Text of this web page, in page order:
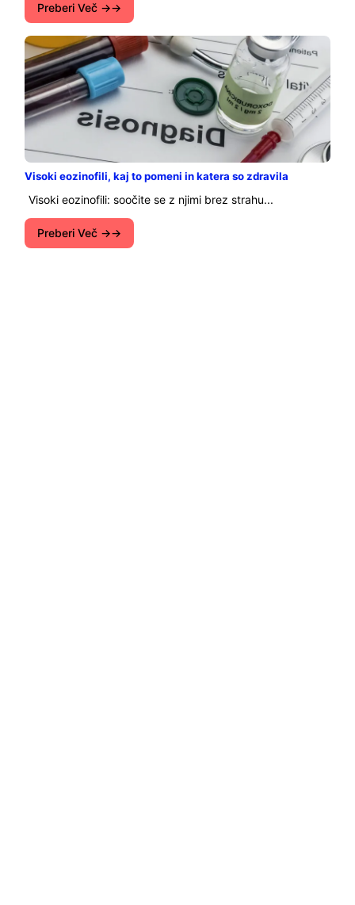
Preberi Več →
Visoki eozinofili, kaj to pomeni in katera so zdravila
Visoki eozinofili: soočite se z njimi brez strahu...
Preberi Več →